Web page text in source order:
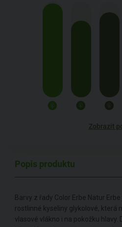
Zobrazit
Popis produktu
Barvy z řady Color Erbe Natur
rostlinné kyseliny glykolové, která
vlasové vlákno i na pokožku hlavy.